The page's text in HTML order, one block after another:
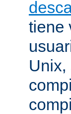
tiene
Unix,